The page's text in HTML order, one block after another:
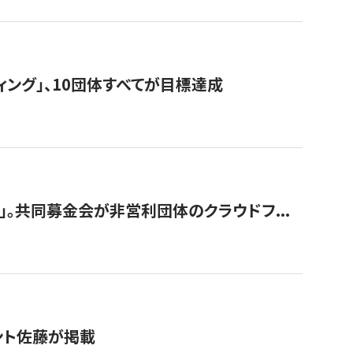
グ」、10団体すべてが目標達成
。共同募金会が非営利団体のクラウドフ...
佐藤が掲載